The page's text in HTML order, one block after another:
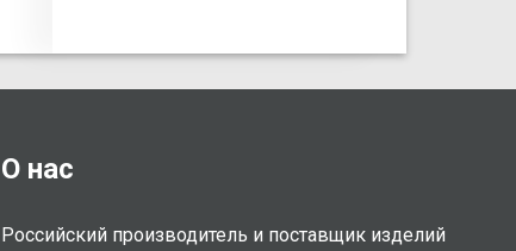
О нас
Российский производитель и поставщик изделий